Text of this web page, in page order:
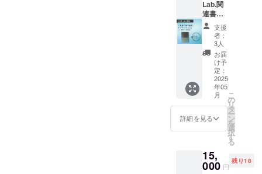
しま
す。
※「CA
MPFIRE
Social
good」
は社会
課題の
解決を
図る活
援する
もので
の手数
料
けま
す。 ※
２時間
程度を
予定。
※具体的
な講義
日程に
ついて
は、ク
ラウド
ディン
グ終了
ご案内
しま
メン
バー、
周辺施
設や環
境等に
ついて
の基本
情報を
見直す
「事前
確認」
に関す
る章 ・
ルール
やリス
したも
のを
メール
でお届
けしま
す。
※3,000
円、
5,000円
のもの
と同じ
内容に
なりま
クトは
「CAM
Lab.関
連書籍
「地道
に取り
組むイ
ノベー
ショ
ン」、
お礼の
メッ
セージ
付き】
プロ
ジェク
トオー
ある
「UCI
支援
者：
3人
お届
け予
定：
2025
年05
月
詳細を見る
こ
の
リ
タ
ー
ン
を
選
択
す
る
15,
000 円
残り18